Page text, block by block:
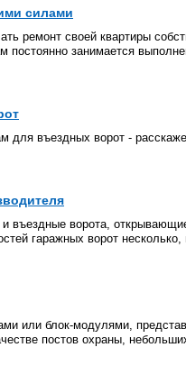
силами
ремонт своей квартиры
занимается
для въездных ворот -
въездные ворота,
гаражных ворот
или блок-модулями,
постов охраны,